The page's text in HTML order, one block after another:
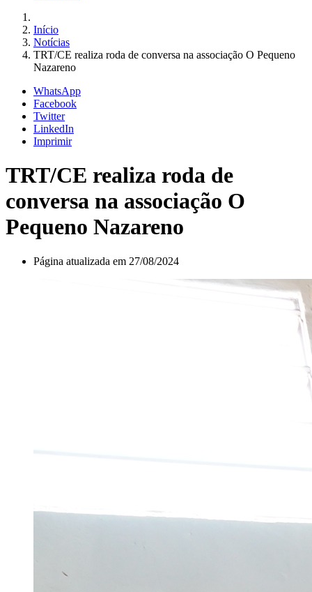
Início
Notícias
TRT/CE realiza roda de conversa na associação O Pequeno
Nazareno
WhatsApp
Facebook
Twitter
LinkedIn
Imprimir
TRT/CE realiza roda de
conversa na associação O
Pequeno Nazareno
Página atualizada em 27/08/2024